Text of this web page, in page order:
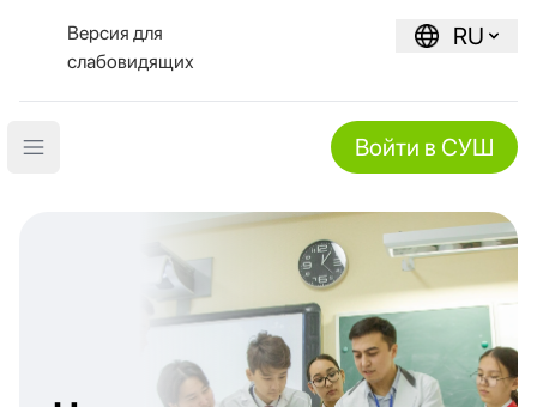
Версия для
слабовидящих
RU
Open main menu Войти в СУШ